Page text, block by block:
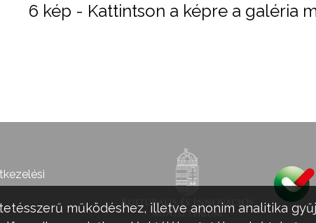
6 kép - Kattintson a képre a galéria
működéshez, illetve anonim analitika